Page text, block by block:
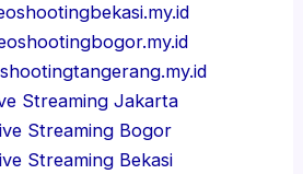
Streaming Jakarta
Streaming Bogor
Streaming Bekasi